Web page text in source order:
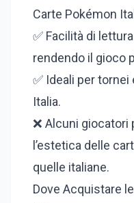
Carte Pokémon
✅ Facilità di
rendendo il gioco
✅ Ideali per
Italia.
❌ Alcuni
l’estetica delle
quelle italiane.
Dove Acquistare